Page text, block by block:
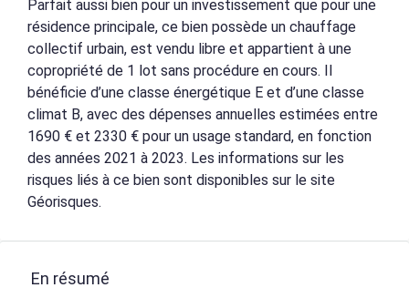
Parfait aussi bien pour un investissement que pour une
résidence principale, ce bien possède un chauffage
collectif urbain, est vendu libre et appartient à une
copropriété de 1 lot sans procédure en cours. Il
bénéficie d’une classe énergétique E et d’une classe
climat B, avec des dépenses annuelles estimées entre
1690 € et 2330 € pour un usage standard, en fonction
des années 2021 à 2023. Les informations sur les
risques liés à ce bien sont disponibles sur le site
Géorisques.
En résumé